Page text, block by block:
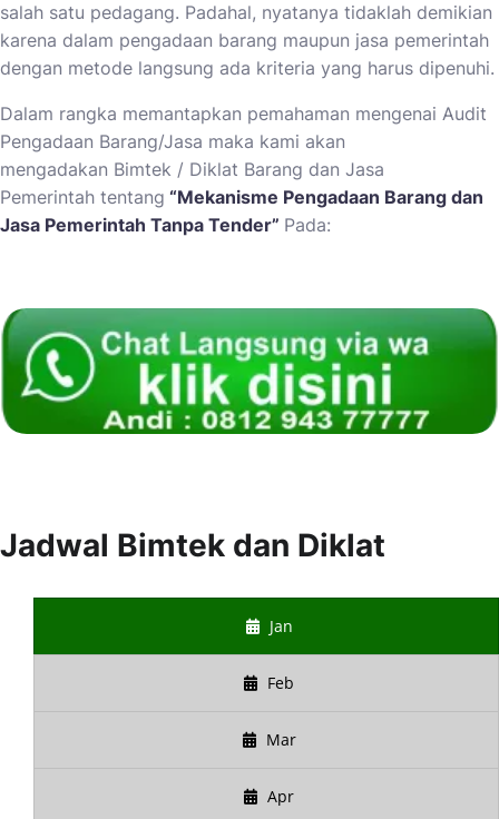
salah satu pedagang. Padahal, nyatanya tidaklah demikian
karena dalam pengadaan barang maupun jasa pemerintah
dengan metode langsung ada kriteria yang harus dipenuhi.
Dalam rangka memantapkan pemahaman mengenai Audit
Pengadaan Barang/Jasa maka kami akan
mengadakan Bimtek / Diklat Barang dan Jasa
Pemerintah tentang “Mekanisme Pengadaan Barang dan
Jasa Pemerintah Tanpa Tender” Pada:
Jadwal Bimtek dan Diklat
Jan
Feb
Mar
Apr